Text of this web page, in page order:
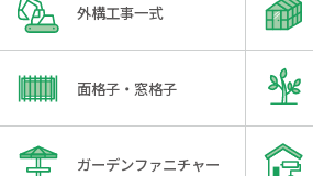
外構工事一式
面格子・窓格子
ガーデンファニチャー